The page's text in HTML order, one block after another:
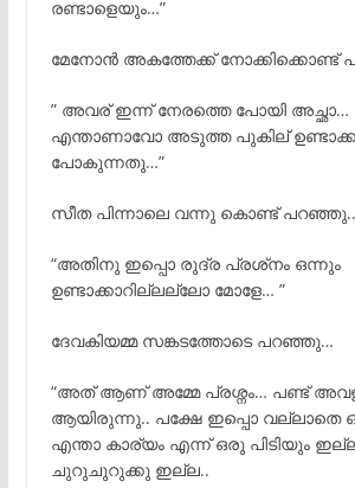
രണ്ടാളെയും…”
മേനോന്അകത്തേക്ക് നോക്കിക്കൊണ്ട്
” അവര് ഇന്ന് നേരത്തെ പോയി അച്ഛാ…
എന്താണാവോ അടുത്ത പുകില്
പോകുന്നതു…”
സീത പിന്നാലെ വന്നു കൊണ്ട് പറഞ്ഞു..
“അതിനു ഇപ്പൊ രുദ്ര പ്രശ്‌നം ഒന്നും
ഉണ്ടാക്കാറില്ലല്ലോ മോളേ… ”
ദേവകിയമ്മ സങ്കടത്തോടെ പറഞ്ഞു…
“അത് ആണ് അമ്മേ പ്രശ്നം… പണ്ട് അവള്
ആയിരുന്നു.. പക്ഷേ ഇപ്പൊ വല്ലാതെ
എന്താ കാര്യം എന്ന് ഒരു പിടിയും
ചുറുചുറുക്കു ഇല്ല..